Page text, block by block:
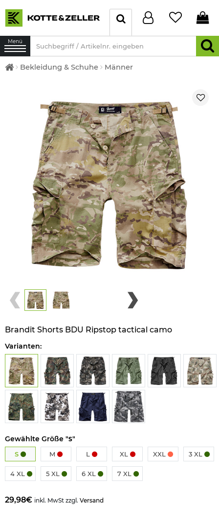
Menü
Bekleidung & Schuhe Männer
Brandit Shorts BDU Ripstop tactical camo
Varianten:
Gewählte Größe "S"
S M L XL XXL 3 XL
4 XL 5 XL 6 XL 7 XL
29,98€ inkl. MwSt zzgl. Versand